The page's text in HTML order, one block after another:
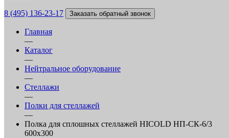
8 (495) 136-23-17 Заказать обратный звонок
Главная
—
Каталог
—
Нейтральное оборудование
—
Стеллажи
—
Полки для стеллажей
—
Полка для сплошных стеллажей HICOLD НП-СК-6/3
600х300